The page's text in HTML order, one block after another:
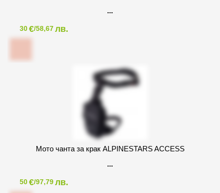
30€/58,67лв.
Мото чанта за крак ALPINESTARS ACCESS
50€/97,79лв.